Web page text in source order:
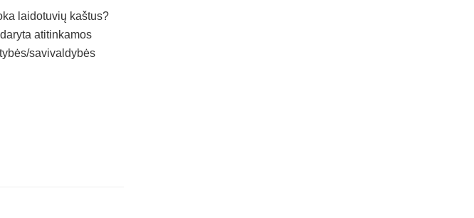
laidotuvių kaštus?
atitinkamos
savivaldybės